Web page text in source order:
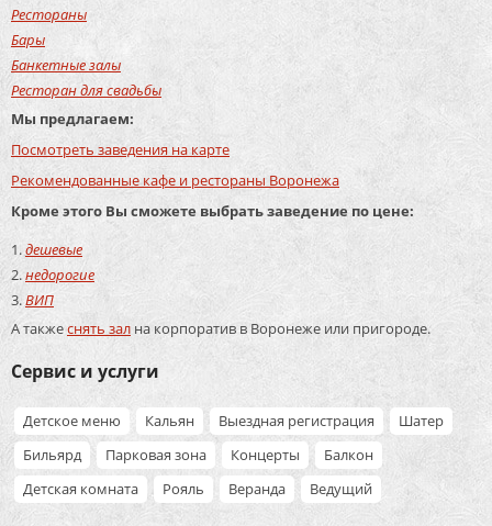
Рестораны
Бары
Банкетные залы
Ресторан для свадьбы
Мы предлагаем:
Посмотреть заведения на карте
Рекомендованные кафе и рестораны Воронежа
Кроме этого Вы сможете выбрать заведение по цене:
дешевые
недорогие
ВИП
А такжеснять зал на корпоратив в Воронеже или пригороде.
Сервис и услуги
Детское меню Кальян Выездная регистрация
Шатер
Бильярд
Парковая зона Концерты
Балкон
Детская комната
Рояль Веранда Ведущий